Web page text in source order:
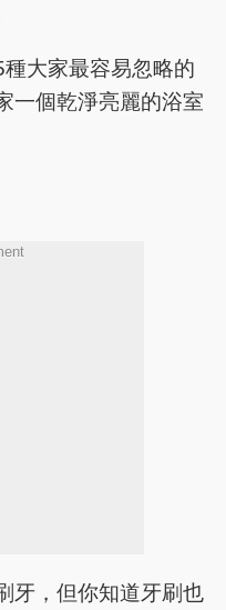
大家最容易忽略的
一個乾淨亮麗的浴室
牙，但你知道牙刷也